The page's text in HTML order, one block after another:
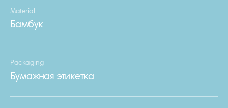
Material
Бамбук
Packaging
Бумажная этикетка